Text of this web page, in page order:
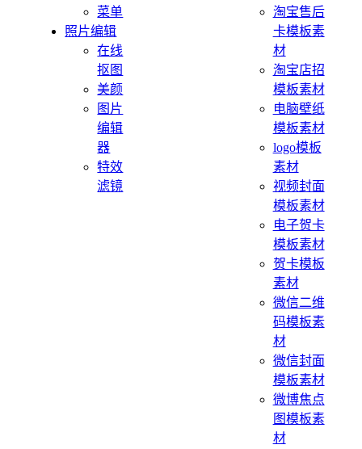
菜单
照片编辑
在线
抠图
美颜
图片
编辑
器
特效
滤镜
淘宝售后
卡模板素
材
淘宝店招
模板素材
电脑壁纸
模板素材
logo模板
素材
视频封面
模板素材
电子贺卡
模板素材
贺卡模板
素材
微信二维
码模板素
材
微信封面
模板素材
微博焦点
图模板素
材